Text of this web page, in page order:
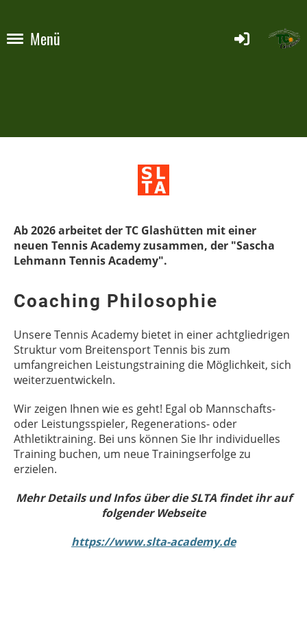
Menü
Ab 2026 arbeitet der TC Glashütten mit einer
neuen Tennis Academy zusammen, der "Sascha
Lehmann Tennis Academy".
Coaching Philosophie
Unsere Tennis Academy bietet in einer achtgliedrigen
Struktur vom Breitensport Tennis bis zum
umfangreichen Leistungstraining die Möglichkeit, sich
weiterzuentwickeln.
Wir zeigen Ihnen wie es geht! Egal ob Mannschafts-
oder Leistungsspieler, Regenerations- oder
Athletiktraining. Bei uns können Sie Ihr individuelles
Training buchen, um neue Trainingserfolge zu
erzielen.
Mehr Details und Infos über die SLTA findet ihr auf
folgender Webseite
https://www.slta-academy.de